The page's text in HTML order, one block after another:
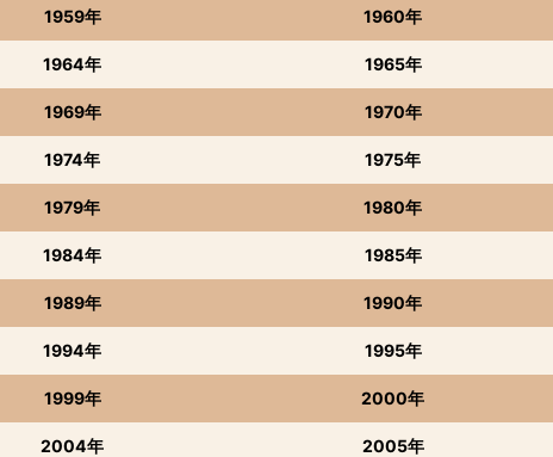
1959年 1960年
1964年 1965年
1969年 1970年
1974年 1975年
1979年 1980年
1984年 1985年
1989年 1990年
1994年 1995年
1999年 2000年
2004年 2005年